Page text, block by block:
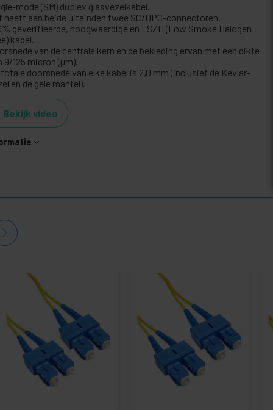
mode (SM) duplex glasvezelkabel.
heeft aan beide uiteinden twee SC/UPC-connectoren.
geverifieerde, hoogwaardige en LSZH (Low Smoke Halogen
kabel.
van de centrale kern en de bekleding ervan met een dikte
9/125 micron (µm).
totale doorsnede van elke kabel is 2,0 mm (inclusief de Kevlar-
en de gele mantel).
Bekijk video